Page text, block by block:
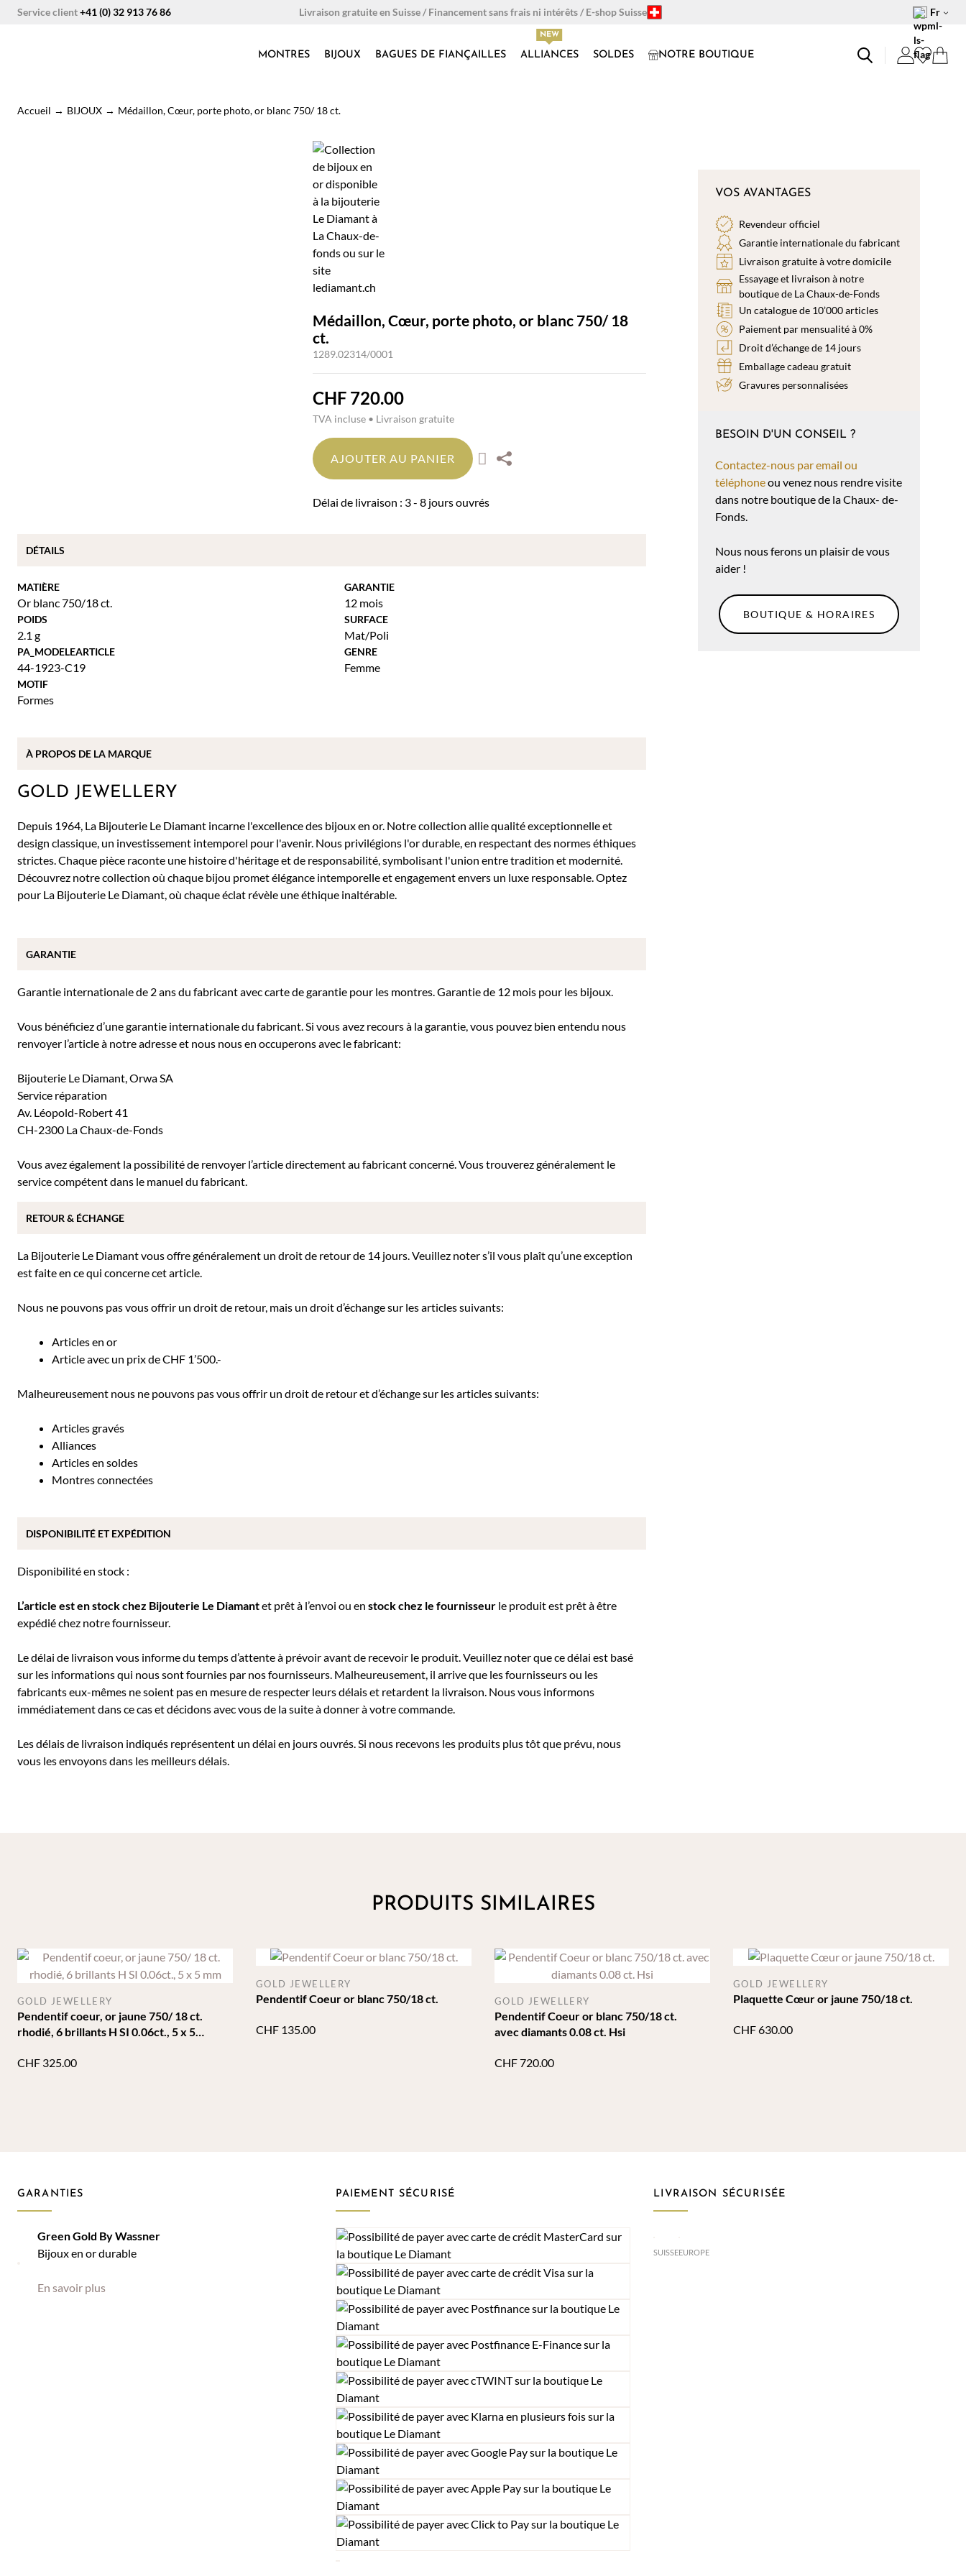
AllerService client+41 (0) 32 913 76 86 Livraison gratuite en Suisse / Financement sans frais ni intérêts / E-shop Suisse Fr
MONTRES BIJOUX BAGUES DE FIANÇAILLES ALLIANCES SOLDES NOTRE BOUTIQUE
Accueil → BIJOUX → Médaillon, Cœur, porte photo, or blanc 750/ 18 ct.
Médaillon, Cœur, porte photo, or blanc 750/ 18
ct.
1289.02314/0001
CHF 720.00
TVA incluse • Livraison gratuite
AJOUTER AU PANIER
Délai de livraison : 3 - 8 jours ouvrés
MATIÈRE
Or blanc 750/18 ct.
GARANTIE
12 mois
POIDS
2.1 g
SURFACE
Mat/Poli
PA_MODELEARTICLE
44-1923-C19
GENRE
Femme
MOTIF
Formes
GOLD JEWELLERY
Depuis 1964, La Bijouterie Le Diamant incarne l'excellence des bijoux en or. Notre collection allie qualité exceptionnelle et
design classique, un investissement intemporel pour l'avenir. Nous privilégions l'or durable, en respectant des normes éthiques
strictes. Chaque pièce raconte une histoire d'héritage et de responsabilité, symbolisant l'union entre tradition et modernité.
Découvrez notre collection où chaque bijou promet élégance intemporelle et engagement envers un luxe responsable. Optez
pour La Bijouterie Le Diamant, où chaque éclat révèle une éthique inaltérable.
Garantie internationale de 2 ans du fabricant avec carte de garantie pour les montres. Garantie de 12 mois pour les bijoux.
Vous bénéficiez d’une garantie internationale du fabricant. Si vous avez recours à la garantie, vous pouvez bien entendu nous
renvoyer l’article à notre adresse et nous nous en occuperons avec le fabricant:
Bijouterie Le Diamant, Orwa SA
Service réparation
Av. Léopold-Robert 41
CH-2300 La Chaux-de-Fonds
Vous avez également la possibilité de renvoyer l’article directement au fabricant concerné. Vous trouverez généralement le
service compétent dans le manuel du fabricant.
La Bijouterie Le Diamant vous offre généralement un droit de retour de 14 jours. Veuillez noter s’il vous plaît qu’une exception
est faite en ce qui concerne cet article.
Nous ne pouvons pas vous offrir un droit de retour, mais un droit d’échange sur les articles suivants:
Articles en or
Article avec un prix de CHF 1’500.-
Malheureusement nous ne pouvons pas vous offrir un droit de retour et d’échange sur les articles suivants:
Articles gravés
Alliances
Articles en soldes
Montres connectées
Disponibilité en stock :
L’article est en stock chez Bijouterie Le Diamantet prêt à l’envoi ou en stock chez le fournisseur le produit est prêt à être
expédié chez notre fournisseur.
Le délai de livraison vous informe du temps d’attente à prévoir avant de recevoir le produit. Veuillez noter que ce délai est basé
sur les informations qui nous sont fournies par nos fournisseurs. Malheureusement, il arrive que les fournisseurs ou les
fabricants eux-mêmes ne soient pas en mesure de respecter leurs délais et retardent la livraison. Nous vous informons
immédiatement dans ce cas et décidons avec vous de la suite à donner à votre commande.
Les délais de livraison indiqués représentent un délai en jours ouvrés. Si nous recevons les produits plus tôt que prévu, nous
vous les envoyons dans les meilleurs délais.
DÉTAILS
À PROPOS DE LA MARQUE
GARANTIE
RETOUR & ÉCHANGE
DISPONIBILITÉ ET EXPÉDITION
VOS AVANTAGES
Revendeur officiel
Garantie internationale du fabricant
Livraison gratuite à votre domicile
Essayage et livraison à notre
boutique de La Chaux-de-Fonds
Un catalogue de 10’000 articles
Paiement par mensualité à 0%
Droit d’échange de 14 jours
Emballage cadeau gratuit
Gravures personnalisées
BESOIN D'UN CONSEIL ?
Contactez-nous par email ou
téléphoneou venez nous rendre visite
dans notre boutique de la Chaux- de-
Fonds.
Nous nous ferons un plaisir de vous
aider !
BOUTIQUE & HORAIRES
PRODUITS SIMILAIRES
Pendentif coeur, or jaune 750/ 18 ct.
rhodié, 6 brillants H SI 0.06ct., 5 x 5
GOLD JEWELLERY
CHF 325.00
Pendentif Coeur or blanc 750/18 ct.
GOLD JEWELLERY
CHF 135.00
Pendentif Coeur or blanc 750/18 ct.
avec diamants 0.08 ct. Hsi
GOLD JEWELLERY
CHF720.00
Plaquette Cœur or jaune 750/18 ct.
GOLD JEWELLERY
CHF630.00
GARANTIES
Green Gold By Wassner
Bijoux en or durable
En savoir plus
PAIEMENT SÉCURISÉ LIVRAISON SÉCURISÉE
SUISSEEUROPE